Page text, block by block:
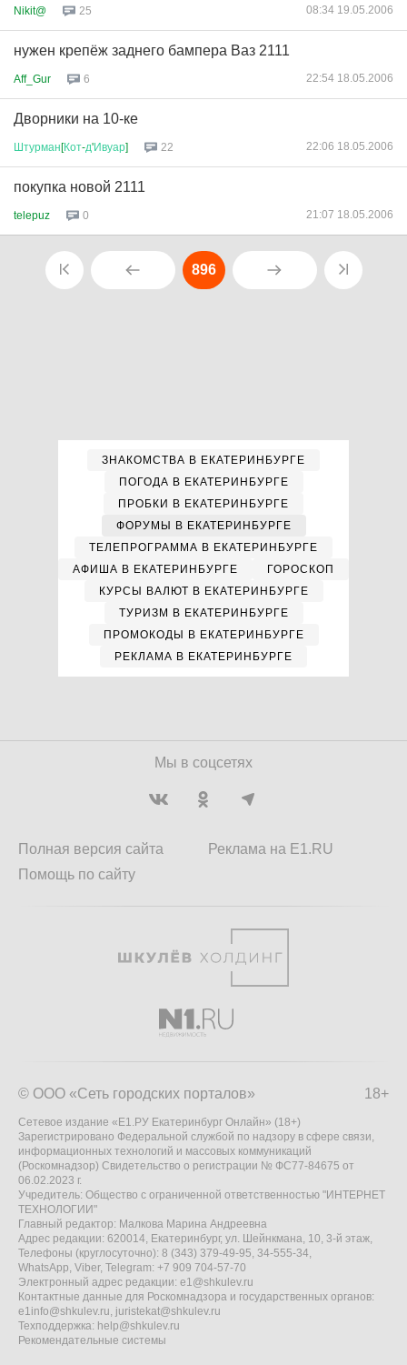
Nikit@ 25 08:34 19.05.2006
нужен крепёж заднего бампера Ваз 2111
Aff_Gur 6 22:54 18.05.2006
Дворники на 10-ке
Штурман[Кот-д'Ивуар] 22 22:06 18.05.2006
покупка новой 2111
telepuz 0 21:07 18.05.2006
896
ЗНАКОМСТВА В ЕКАТЕРИНБУРГЕ
ПОГОДА В ЕКАТЕРИНБУРГЕ
ПРОБКИ В ЕКАТЕРИНБУРГЕ
ФОРУМЫ В ЕКАТЕРИНБУРГЕ
ТЕЛЕПРОГРАММА В ЕКАТЕРИНБУРГЕ
АФИША В ЕКАТЕРИНБУРГЕ
ГОРОСКОП
КУРСЫ ВАЛЮТ В ЕКАТЕРИНБУРГЕ
ТУРИЗМ В ЕКАТЕРИНБУРГЕ
ПРОМОКОДЫ В ЕКАТЕРИНБУРГЕ
РЕКЛАМА В ЕКАТЕРИНБУРГЕ
Мы в соцсетях
Полная версия сайта
Помощь по сайту
Реклама на E1.RU
18+
© ООО «Сеть городских порталов»
Сетевое издание «Е1.РУ Екатеринбург Онлайн» (18+)
Зарегистрировано Федеральной службой по надзору в сфере связи,
информационных технологий и массовых коммуникаций
(Роскомнадзор) Свидетельство о регистрации № ФС77-84675 от
06.02.2023 г.
Учредитель: Общество с ограниченной ответственностью "ИНТЕРНЕТ
ТЕХНОЛОГИИ"
Главный редактор: Малкова Марина Андреевна
Адрес редакции: 620014, Екатеринбург, ул. Шейнкмана, 10, 3-й этаж,
Телефоны (круглосуточно): 8 (343) 379-49-95, 34-555-34,
WhatsApp, Viber, Telegram: +7 909 704-57-70
Электронный адрес редакции: e1@shkulev.ru
Контактные данные для Роскомнадзора и государственных органов:
e1info@shkulev.ru, juristekat@shkulev.ru
Техподдержка: help@shkulev.ru
Рекомендательные системы